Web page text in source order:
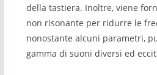
della tastiera. Inoltre, viene
non risonante per ridurre le
nonostante alcuni parametri,
gamma di suoni diversi ed